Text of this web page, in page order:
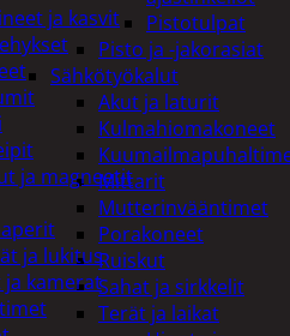
Pistotulpat
Pisto ja -jakorasiat
Sähkötyökalut
Akut ja laturit
Kulmahiomakoneet
Mittarit
Mutterinvääntimet
Porakoneet
Ruiskut
Sahat ja sirkkelit
Terät ja laikat
ja kasvit
ja magneetit
ja lukitus
kamerat